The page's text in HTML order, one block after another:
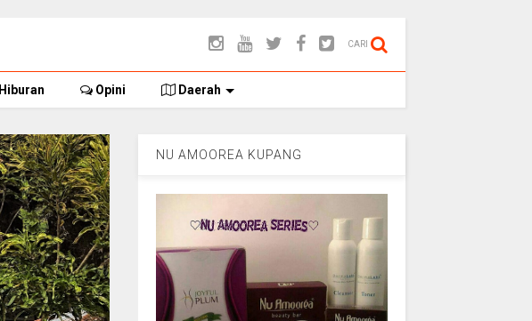
CARI
Hiburan Opini Daerah
NU AMOOREA KUPANG